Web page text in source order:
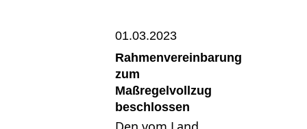
01.03.2023
Rahmenvereinbarung
zum
Maßregelvollzug
beschlossen